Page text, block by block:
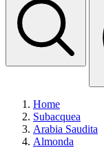
Home
Subacquea
Arabia Saudita
Almonda